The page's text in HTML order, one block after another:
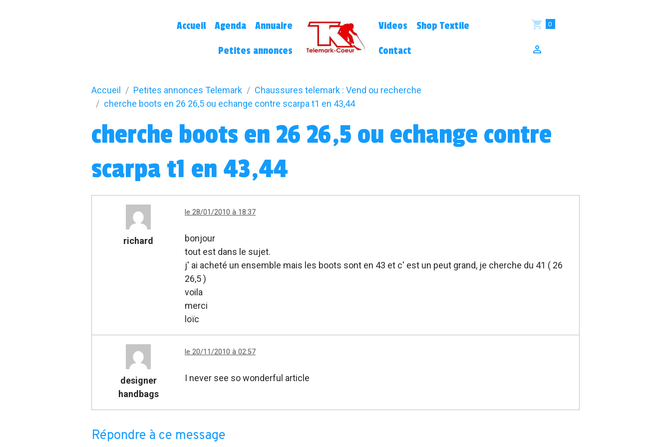
Accueil Agenda Annuaire
Petites annonces
Videos Shop Textile
Contact
0
Accueil Petites annonces Telemark
Chaussures telemark : Vend ou recherche
cherche boots en 26 26,5 ou echange contre scarpa t1 en 43,44
cherche boots en 26 26,5 ou echange contre
scarpa t1 en 43,44
richard
le 28/01/2010 à 18:37
bonjour
tout est dans le sujet.
j' ai acheté un ensemble mais les boots sont en 43 et c' est un peut grand, je cherche du 41 ( 26
26,5 )
voila
merci
loïc
designer
handbags
le 20/11/2010 à 02:57
I never see so wonderful article
Répondre à ce message